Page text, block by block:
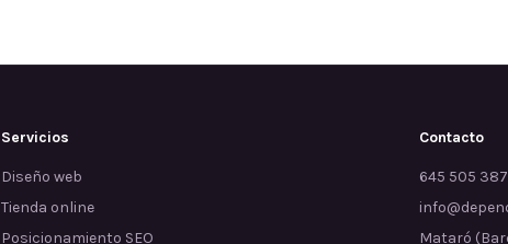
Servicios
Diseño web
Tienda online
Posicionamiento SEO
Contacto
645 505 387
Mataró (